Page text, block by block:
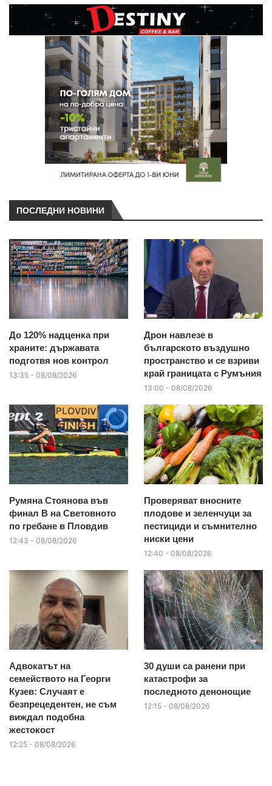
ПОСЛЕДНИ НОВИНИ
До 120% надценка при
храните: държавата
подготвя нов контрол
13:35 - 08/08/2026
Дрон навлезе в
българското въздушно
пространство и се взриви
край границата с Румъния
13:00 - 08/08/2026
Румяна Стоянова във
финал B на Световното
по гребане в Пловдив
12:43 - 08/08/2026
Проверяват вносните
плодове и зеленчуци за
пестициди и съмнително
ниски цени
12:40 - 08/08/2026
Адвокатът на
семейството на Георги
Кузев: Случаят е
безпрецедентен, не съм
виждал подобна
жестокост
12:25 - 08/08/2026
30 души са ранени при
катастрофи за
последното денонощие
12:15 - 08/08/2026